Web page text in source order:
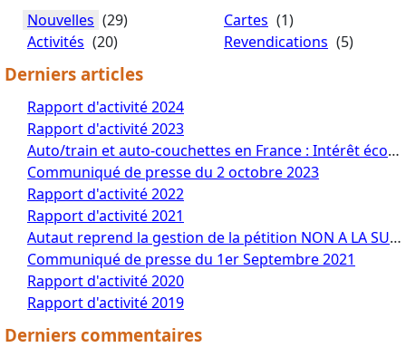
Nouvelles (29)
Activités (20)
Cartes (1)
Revendications (5)
Derniers articles
Rapport d'activité 2024
Rapport d'activité 2023
Auto/train et auto-couchettes en France : Intérêt économique et environnemental
Communiqué de presse du 2 octobre 2023
Rapport d'activité 2022
Rapport d'activité 2021
Autaut reprend la gestion de la pétition NON A LA SUPPRESSION DU SERVICE AUTO/TRAIN
Communiqué de presse du 1er Septembre 2021
Rapport d'activité 2020
Rapport d'activité 2019
Derniers commentaires